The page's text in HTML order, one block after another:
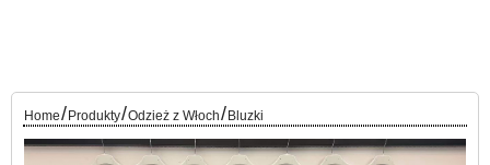
Home/ Produkty/Odzież z Włoch/ Bluzki